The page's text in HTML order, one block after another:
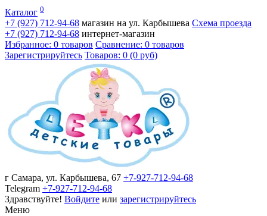
Каталог 0
+7 (927) 712-94-68 магазин на ул. Карбышева Схема проезда
+7 (927) 712-94-68 интернет-магазин
Избранное: 0 товаров Сравнение: 0 товаров
Зарегистрируйтесь Товаров: 0 (0 руб)
г Самара, ул. Карбышева, 67 +7-927-712-94-68
Telegram +7-927-712-94-68
Здравствуйте! Войдите или зарегистрируйтесь
Меню